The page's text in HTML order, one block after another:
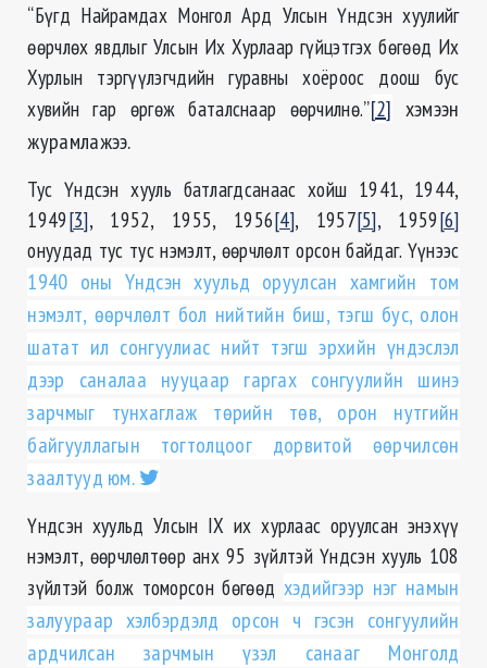
“Бүгд Найрамдах Монгол Ард Улсын Үндсэн хуулийг
өөрчлөх явдлыг Улсын Их Хурлаар гүйцэтгэх бөгөөд Их
Хурлын тэргүүлэгчдийн гуравны хоёроос доош бус
хувийн гар өргөж баталснаар өөрчилнө.”[2] хэмээн
журамлажээ.
Тус Үндсэн хууль батлагдсанаас хойш 1941, 1944,
1949[3], 1952, 1955, 1956[4], 1957[5], 1959[6]
онуудад тус тус нэмэлт, өөрчлөлт орсон байдаг. Үүнээс
1940 оны Үндсэн хуульд оруулсан хамгийн том
нэмэлт, өөрчлөлт бол нийтийн биш, тэгш бус, олон
шатат ил сонгуулиас нийт тэгш эрхийн үндэслэл
дээр саналаа нууцаар гаргах сонгуулийн шинэ
зарчмыг тунхаглаж төрийн төв, орон нутгийн
байгууллагын тогтолцоог дорвитой өөрчилсөн
заалтууд юм.
Үндсэн хуульд Улсын IX их хурлаас оруулсан энэхүү
нэмэлт, өөрчлөлтөөр анх 95 зүйлтэй Үндсэн хууль 108
зүйлтэй болж томорсон бөгөөд хэдийгээр нэг намын
залуураар хэлбэрдэлд орсон ч гэсэн сонгуулийн
ардчилсан зарчмын үзэл санааг Монголд